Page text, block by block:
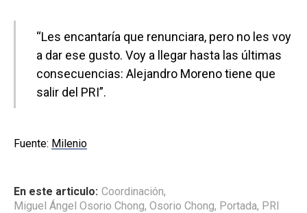
“Les encantaría que renunciara, pero no les voy
a dar ese gusto. Voy a llegar hasta las últimas
consecuencias: Alejandro Moreno tiene que
salir del PRI”.
Fuente: Milenio
En este articulo: Coordinación,
Miguel Ángel Osorio Chong, Osorio Chong, Portada, PRI